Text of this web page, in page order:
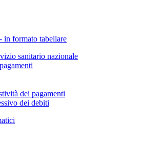
in formato tabellare
sanitario nazionale
dei pagamenti
dei debiti